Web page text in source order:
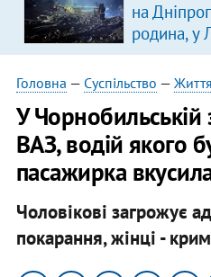
на
родина, у
Головна — Суспільство — Життя
У Чорнобильській
ВАЗ, водій якого
пасажирка
Чоловікові загрожує
покарання, жінці -